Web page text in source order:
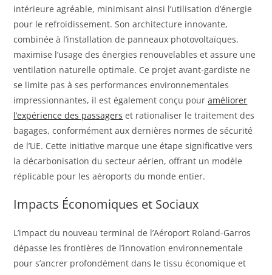
intérieure agréable, minimisant ainsi l’utilisation d’énergie
pour le refroidissement. Son architecture innovante,
combinée à l’installation de panneaux photovoltaïques,
maximise l’usage des énergies renouvelables et assure une
ventilation naturelle optimale. Ce projet avant-gardiste ne
se limite pas à ses performances environnementales
impressionnantes, il est également conçu pouraméliorer
l’expérience des passagers et rationaliser le traitement des
bagages, conformément aux dernières normes de sécurité
de l’UE. Cette initiative marque une étape significative vers
la décarbonisation du secteur aérien, offrant un modèle
réplicable pour les aéroports du monde entier.
Impacts Économiques et Sociaux
L’impact du nouveau terminal de l’Aéroport Roland-Garros
dépasse les frontières de l’innovation environnementale
pour s’ancrer profondément dans le tissu économique et